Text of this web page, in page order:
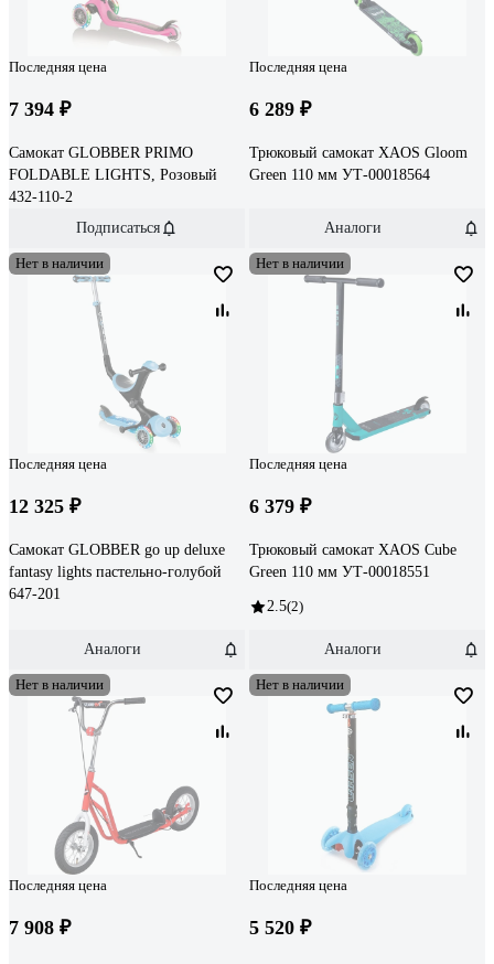
Последняя цена
7 394 ₽
Самокат GLOBBER PRIMO
FOLDABLE LIGHTS, Розовый
432-110-2
Подписаться
Последняя цена
6 289 ₽
Трюковый самокат XAOS Gloom
Green 110 мм УТ-00018564
Аналоги
Нет в наличии
Последняя цена
12 325 ₽
Самокат GLOBBER go up deluxe
fantasy lights пастельно-голубой
647-201
Аналоги
Нет в наличии
Последняя цена
6 379 ₽
Трюковый самокат XAOS Cube
Green 110 мм УТ-00018551
2.5(2)
Аналоги
Нет в наличии
Последняя цена
7 908 ₽
Нет в наличии
Последняя цена
5 520 ₽